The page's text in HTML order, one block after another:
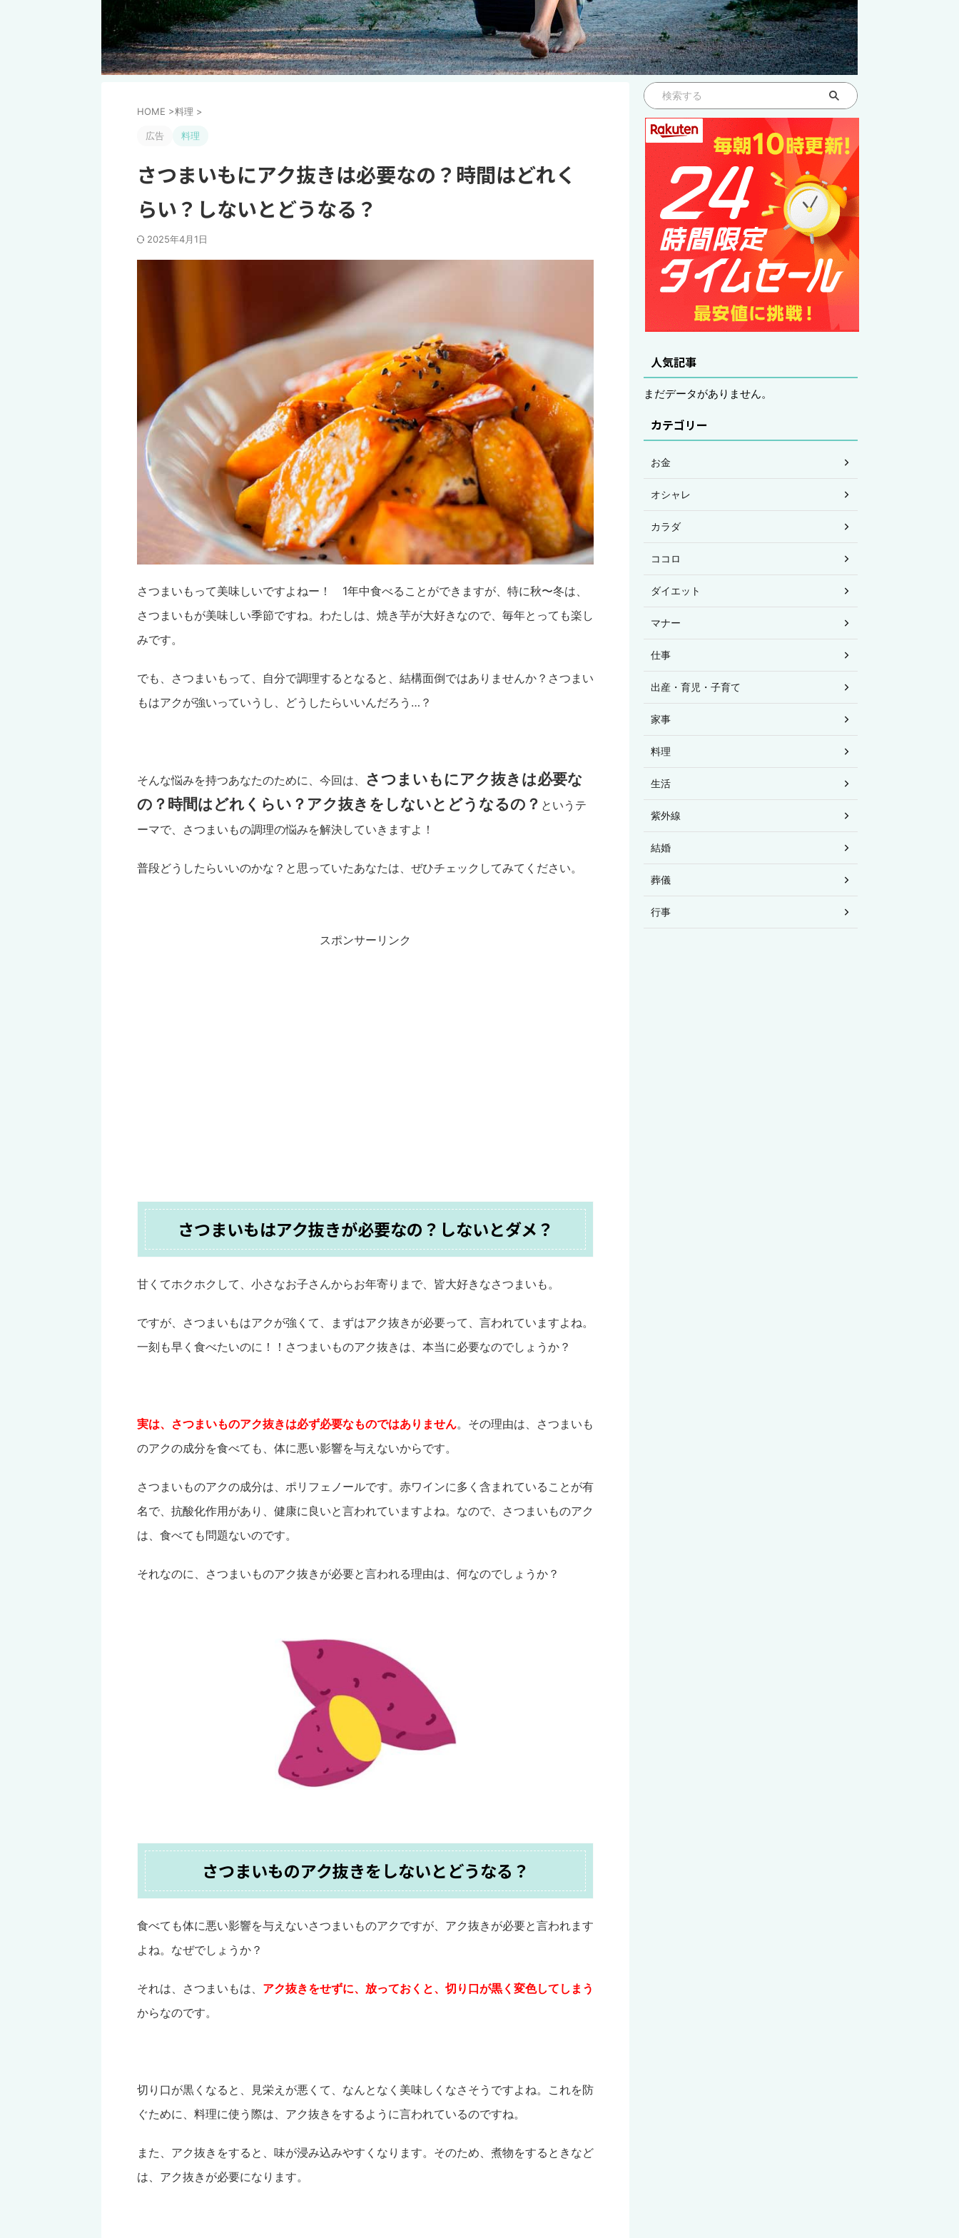
HOME >料理 >
広告 料理
さつまいもにアク抜きは必要なの？時間はどれく
らい？しないとどうなる？
2025年4月1日
さつまいもって美味しいですよねー！ 1年中食べることができますが、特に秋〜冬は、
さつまいもが美味しい季節ですね。わたしは、焼き芋が大好きなので、毎年とっても楽し
みです。
でも、さつまいもって、自分で調理するとなると、結構面倒ではありませんか？さつまい
もはアクが強いっていうし、どうしたらいいんだろう…？
そんな悩みを持つあなたのために、今回は、 さつまいもにアク抜きは必要な
の？時間はどれくらい？アク抜きをしないとどうなるの？ というテ
ーマで、さつまいもの調理の悩みを解決していきますよ！
普段どうしたらいいのかな？と思っていたあなたは、ぜひチェックしてみてください。
スポンサーリンク
さつまいもはアク抜きが必要なの？しないとダメ？
甘くてホクホクして、小さなお子さんからお年寄りまで、皆大好きなさつまいも。
ですが、さつまいもはアクが強くて、まずはアク抜きが必要って、言われていますよね。
一刻も早く食べたいのに！！さつまいものアク抜きは、本当に必要なのでしょうか？
実は、さつまいものアク抜きは必ず必要なものではありません。その理由は、さつまいも
のアクの成分を食べても、体に悪い影響を与えないからです。
さつまいものアクの成分は、ポリフェノールです。赤ワインに多く含まれていることが有
名で、抗酸化作用があり、健康に良いと言われていますよね。なので、さつまいものアク
は、食べても問題ないのです。
それなのに、さつまいものアク抜きが必要と言われる理由は、何なのでしょうか？
さつまいものアク抜きをしないとどうなる？
食べても体に悪い影響を与えないさつまいものアクですが、アク抜きが必要と言われます
よね。なぜでしょうか？
それは、さつまいもは、 アク抜きをせずに、放っておくと、切り口が黒く変色してしまう
からなのです。
切り口が黒くなると、見栄えが悪くて、なんとなく美味しくなさそうですよね。これを防
ぐために、料理に使う際は、アク抜きをするように言われているのですね。
また、アク抜きをすると、味が浸み込みやすくなります。そのため、煮物をするときなど
は、アク抜きが必要になります。
人気記事
まだデータがありません。
カテゴリー
お金
オシャレ
カラダ
ココロ
ダイエット
マナー
仕事
出産・育児・子育て
家事
料理
生活
紫外線
結婚
葬儀
行事